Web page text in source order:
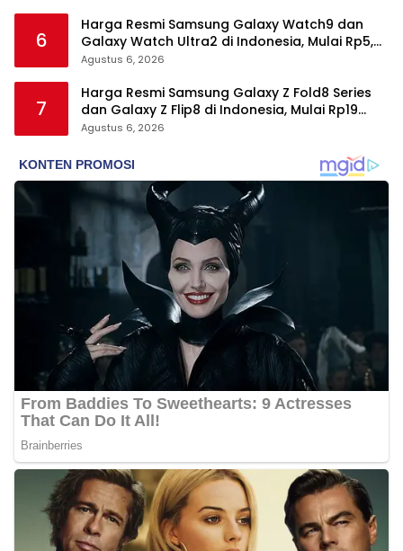
6
Harga Resmi Samsung Galaxy Watch9 dan
Galaxy Watch Ultra2 di Indonesia, Mulai Rp5,9
Jutaan
Agustus 6, 2026
7
Harga Resmi Samsung Galaxy Z Fold8 Series
dan Galaxy Z Flip8 di Indonesia, Mulai Rp19
Jutaan
Agustus 6, 2026